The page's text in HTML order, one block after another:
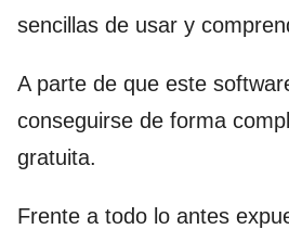
sencillas de usar y
A parte de que este
conseguirse de forma
gratuita.
Frente a todo lo antes